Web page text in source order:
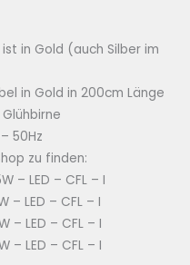
in Gold (auch Silber im
in Gold in 200cm Länge
50Hz
zu finden:
– LED – CFL – I
– LED – CFL – I
– LED – CFL – I
– LED – CFL – I